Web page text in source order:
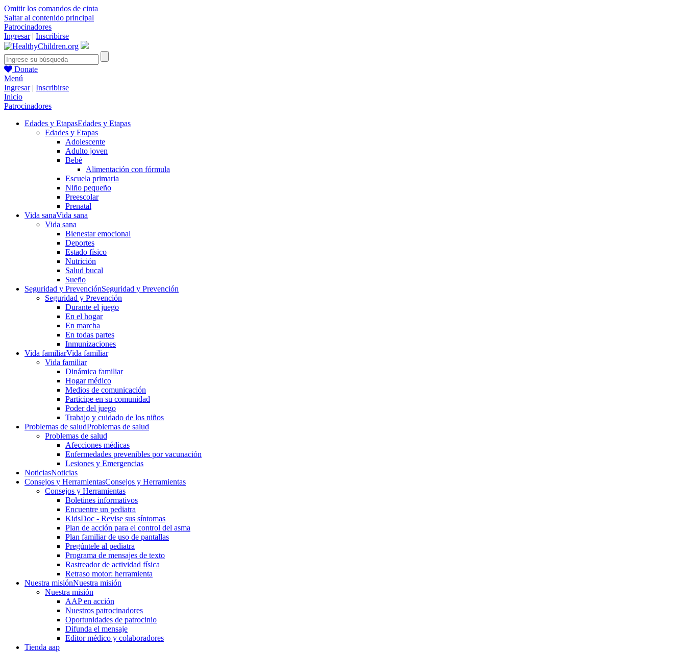
Omitir los comandos de cinta
Saltar al contenido principal
Patrocinadores
Ingresar| Inscribirse
Donate
Menú
Ingresar| Inscribirse
Inicio
Patrocinadores
Edades y EtapasEdades y Etapas
Edades y Etapas
Adolescente
Adulto joven
Bebé
Alimentación con fórmula
Escuela primaria
Niño pequeño
Preescolar
Prenatal
Vida sanaVida sana
Vida sana
Bienestar emocional
Deportes
Estado físico
Nutrición
Salud bucal
Sueño
Seguridad y PrevenciónSeguridad y Prevención
Seguridad y Prevención
Durante el juego
En el hogar
En marcha
En todas partes
Inmunizaciones
Vida familiarVida familiar
Vida familiar
Dinámica familiar
Hogar médico
Medios de comunicación
Participe en su comunidad
Poder del juego
Trabajo y cuidado de los niños
Problemas de saludProblemas de salud
Problemas de salud
Afecciones médicas
Enfermedades prevenibles por vacunación
Lesiones y Emergencias
NoticiasNoticias
Consejos y HerramientasConsejos y Herramientas
Consejos y Herramientas
Boletines informativos
Encuentre un pediatra
KidsDoc - Revise sus síntomas
Plan de acción para el control del asma
Plan familiar de uso de pantallas
Pregúntele al pediatra
Programa de mensajes de texto
Rastre​​ador de activida​d física
Retraso motor: herramienta
Nuestra misiónNuestra misión
Nuestra misión
AAP en acción
Nuestros patrocinadores
Oportunidades de patrocinio
Difunda el mensaje
Editor médico y colaboradores
Tienda aap